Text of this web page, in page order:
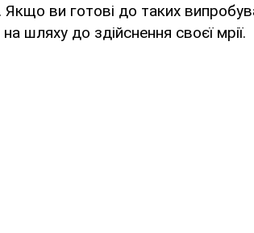
Якщо ви готові до таких
шляху до здійснення своєї мрії.